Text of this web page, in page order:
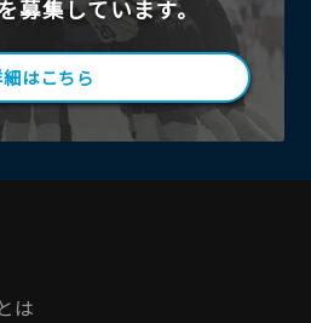
募集しています。
はこちら
は